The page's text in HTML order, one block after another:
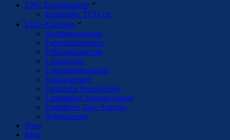
CNC Ersatzmonitor
Ersatzteile: TFTs etc.
LED-Anzeigen
Apothekenkreuze
Fahrradzählstellen
Füllstandsanzeige
Liedanzeige
Luftqualitätsanzeige
Solaranzeigen
Tankstelle Preisanzeige
Ladestation Anzeigsysteme
Unfallfreie Tage Anzeige
Wägeanzeige
Shop
Blog